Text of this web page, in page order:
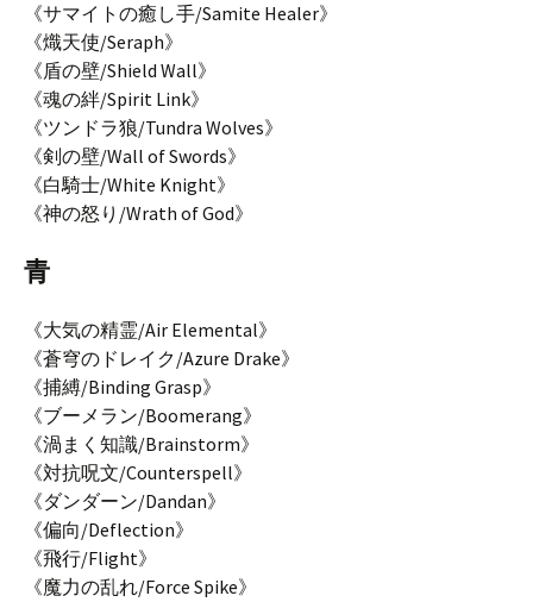
《サマイトの癒し手/Samite Healer》
《熾天使/Seraph》
《盾の壁/Shield Wall》
《魂の絆/Spirit Link》
《ツンドラ狼/Tundra Wolves》
《剣の壁/Wall of Swords》
《白騎士/White Knight》
《神の怒り/Wrath of God》
青
《大気の精霊/Air Elemental》
《蒼穹のドレイク/Azure Drake》
《捕縛/Binding Grasp》
《ブーメラン/Boomerang》
《渦まく知識/Brainstorm》
《対抗呪文/Counterspell》
《ダンダーン/Dandan》
《偏向/Deflection》
《飛行/Flight》
《魔力の乱れ/Force Spike》